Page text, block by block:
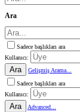
Ara
Sadece başlıkları ara
Kullanıcı:
Ara
Gelişmiş Arama...
Sadece başlıkları ara
Kullanıcı:
Ara
Advanced...